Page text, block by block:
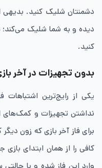
دشمنتان شلیک کنید. بدیهی
دیده و به شما شلیک می‌کند؛
کنید.
بدون تجهیزات در آخر
یکی از رایج‌ترین اشتباهات
نداشتن تجهیزات و کمک‌های
برای فاز آخر بازی که زون
کافی را از همان ابتدای
وارد این فاز شده و با